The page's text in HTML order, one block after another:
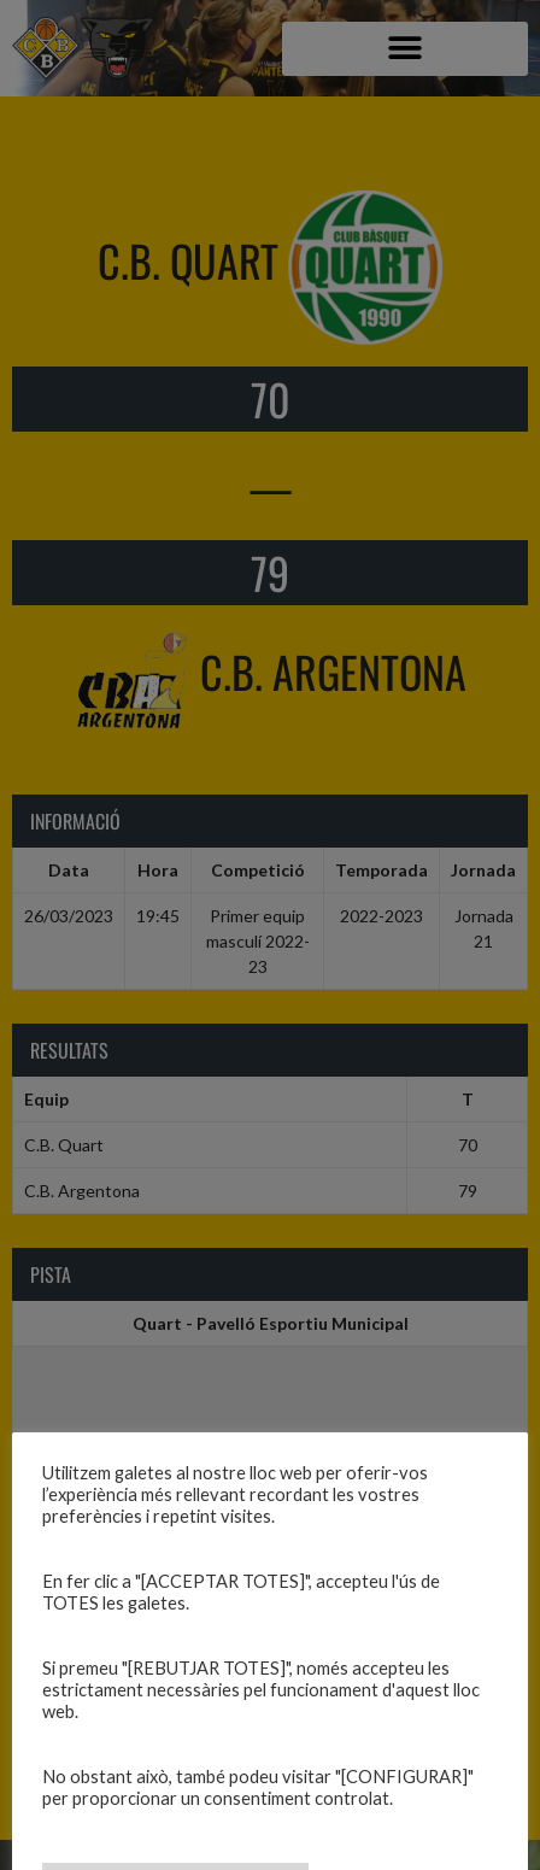
C.B. QUART
70
—
79
C.B. ARGENTONA
INFORMACIÓ
Data Hora Competició Temporada Jornada
26/03/2023 19:45
Primer equip
masculí 2022-
23
2022-2023
Jornada
21
RESULTATS
Equip T
C.B. Quart 70
C.B. Argentona 79
PISTA
Quart - Pavelló Esportiu Municipal
Utilitzem galetes al nostre lloc web per oferir-vos
l’experiència més rellevant recordant les vostres
preferències i repetint visites.
En fer clic a "[ACCEPTAR TOTES]", accepteu l'ús de
TOTES les galetes.
Si premeu "[REBUTJAR TOTES]", només accepteu les
estrictament necessàries pel funcionament d'aquest lloc
web.
No obstant això, també podeu visitar "[CONFIGURAR]"
per proporcionar un consentiment controlat.